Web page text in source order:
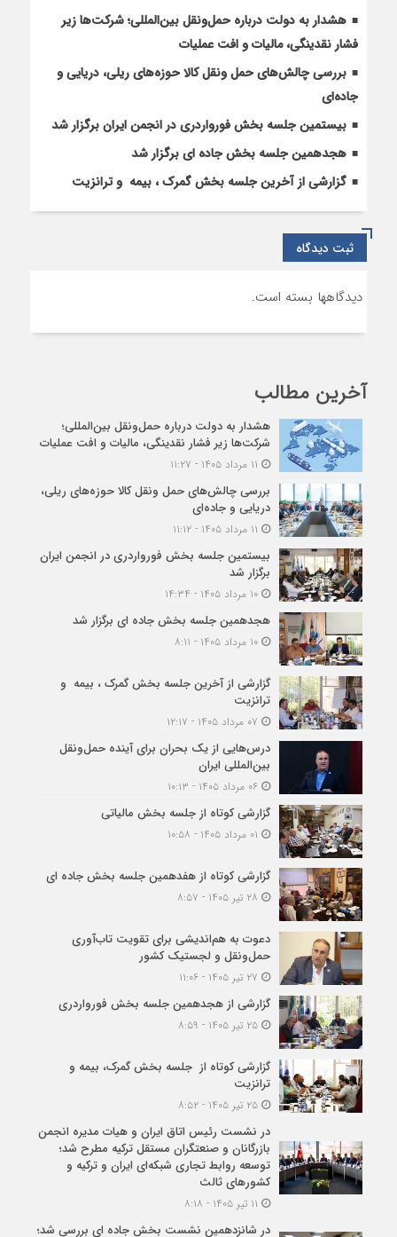
آستارا
هشدار به دولت درباره حمل‌ونقل بین‌المللی؛ شرکت‌ها زیر
فشار نقدینگی، مالیات و افت عملیات
بررسی چالش‌های حمل ونقل کالا حوزه‌های ریلی، دریایی و
جاده‌ای
بیستمین جلسه بخش فورواردری در انجمن ایران برگزار شد
هجدهمین جلسه بخش جاده ای برگزار شد
گزارشی از آخرین جلسه بخش گمرک ، بیمه و ترانزیت
ثبت دیدگاه
دیدگاهها بسته است.
آخرین مطالب
هشدار به دولت درباره حمل‌ونقل بین‌المللی؛
شرکت‌ها زیر فشار نقدینگی، مالیات و افت عملیات
بررسی چالش‌های حمل ونقل کالا حوزه‌های ریلی،
دریایی و جاده‌ای
بیستمین جلسه بخش فورواردری در انجمن ایران
برگزار شد
۱۰ مرداد ۱۴۰۵ - ۱۴:۳۴
هجدهمین جلسه بخش جاده ای برگزار شد
۱۰ مرداد ۱۴۰۵ - ۸:۱۱
گزارشی از آخرین جلسه بخش گمرک ، بیمه و
ترانزیت
درس‌هایی از یک بحران برای آینده حمل‌ونقل
بین‌المللی ایران
گزارشی کوتاه از جلسه بخش مالیاتی
گزارشی کوتاه از هفدهمین جلسه بخش جاده ای
دعوت به هم‌اندیشی برای تقویت تاب‌آوری
حمل‌ونقل و لجستیک کشور
گزارشی از هجدهمین جلسه بخش فورواردری
۲۵ تیر ۱۴۰۵ - ۸:۵۹
گزارشی کوتاه از جلسه بخش گمرک، بیمه و
ترانزیت
۲۵ تیر ۱۴۰۵ - ۸:۵۲
در نشست رئیس اتاق ایران و هیات مدیره انجمن
بازرگانان و صنعتگران مستقل ترکیه مطرح شد؛
توسعه روابط تجاری شبکه‌ای ایران و ترکیه و
کشورهای ثالث
در شانزدهمین نشست بخش جاده ای بررسی شد؛